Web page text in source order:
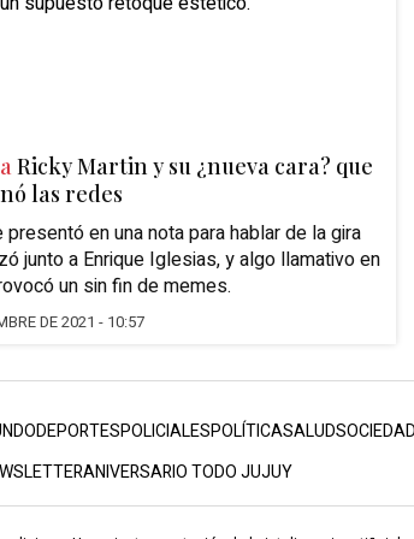
Ricky Martin y su ¿nueva cara? que
las redes
presentó en una nota para hablar de la gira
junto a Enrique Iglesias, y algo llamativo en
un sin fin de memes.
DE 2021 - 10:57
DEPORTESPOLICIALESPOLÍTICASALUDSOCIEDAD
ANIVERSARIO TODO JUJUY